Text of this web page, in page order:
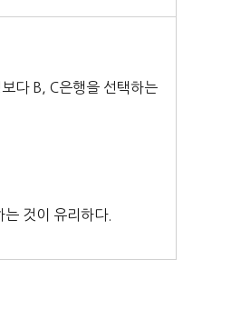
다 B, C은행을 선택하는
것이 유리하다.